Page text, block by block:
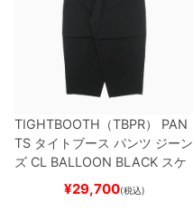
TIGHTBOOTH（TBPR） PAN
TS タイトブース パンツ ジーン
ズ CL BALLOON BLACK スケ
ートボード スケボー
¥29,700(税込)